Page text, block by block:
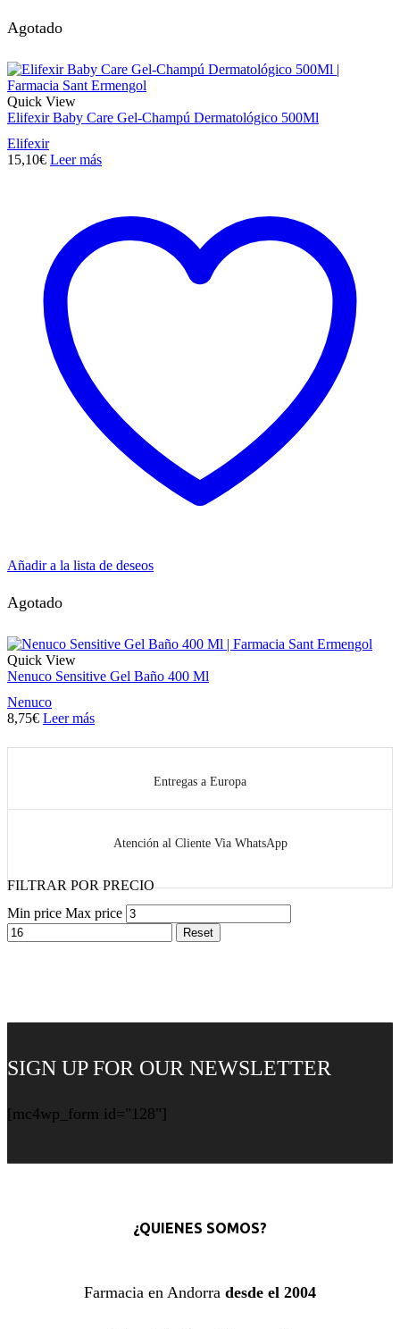
Agotado
Quick View
Elifexir Baby Care Gel-Champú Dermatológico 500Ml
Elifexir
15,10€ Leer más
Añadir a la lista de deseos
Agotado
Quick View
Nenuco Sensitive Gel Baño 400 Ml
Nenuco
8,75€ Leer más
Entregas a Europa
Atención al Cliente Via WhatsApp
FILTRAR POR PRECIO
Min price Max price
Reset
SIGN UP FOR OUR NEWSLETTER
[mc4wp_form id="128"]
¿QUIENES SOMOS?
Farmacia en Andorra desde el 2004